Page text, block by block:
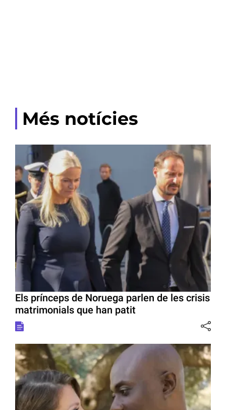
Més notícies
Els prínceps de Noruega parlen de les crisis
matrimonials que han patit